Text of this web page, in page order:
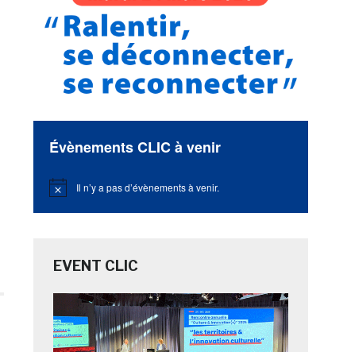
Évènements CLIC à venir
Notice Il n’y a pas d’évènements à venir.
EVENT CLIC